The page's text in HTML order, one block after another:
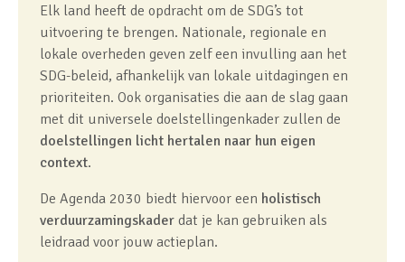
Elk land heeft de opdracht om de SDG’s tot
uitvoering te brengen. Nationale, regionale en
lokale overheden geven zelf een invulling aan het
SDG-beleid, afhankelijk van lokale uitdagingen en
prioriteiten. Ook organisaties die aan de slag gaan
met dit universele doelstellingenkader zullen de
doelstellingen licht hertalen naar hun eigen
context.
De Agenda 2030 biedt hiervoor een holistisch
verduurzamingskader dat je kan gebruiken als
leidraad voor jouw actieplan.